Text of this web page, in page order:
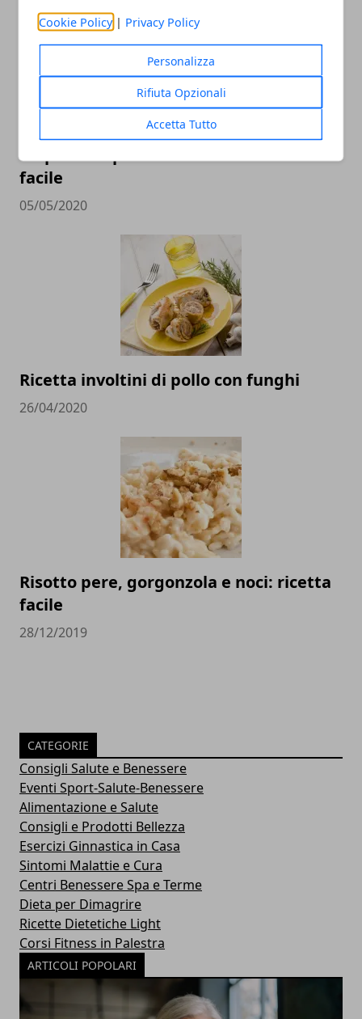
Cookie Policy | Privacy Policy
Personalizza
Rifiuta Opzionali
Accetta Tutto
Polpette di pollo e tacchino: ricetta
facile
05/05/2020
Ricetta involtini di pollo con funghi
26/04/2020
Risotto pere, gorgonzola e noci: ricetta
facile
28/12/2019
CATEGORIE
Consigli Salute e Benessere
Eventi Sport-Salute-Benessere
Alimentazione e Salute
Consigli e Prodotti Bellezza
Esercizi Ginnastica in Casa
Sintomi Malattie e Cura
Centri Benessere Spa e Terme
Dieta per Dimagrire
Ricette Dietetiche Light
Corsi Fitness in Palestra
ARTICOLI POPOLARI